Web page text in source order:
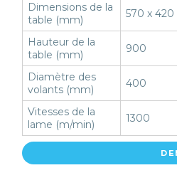
Dimensions de la
table (mm)
570 x 420
Hauteur de la
table (mm)
900
Diamètre des
volants (mm)
400
Vitesses de la
lame (m/min)
1300